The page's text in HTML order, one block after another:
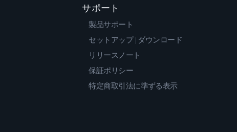
サポート
製品サポート
セットアップ | ダウンロード
リリースノート
保証ポリシー
特定商取引法に準ずる表示